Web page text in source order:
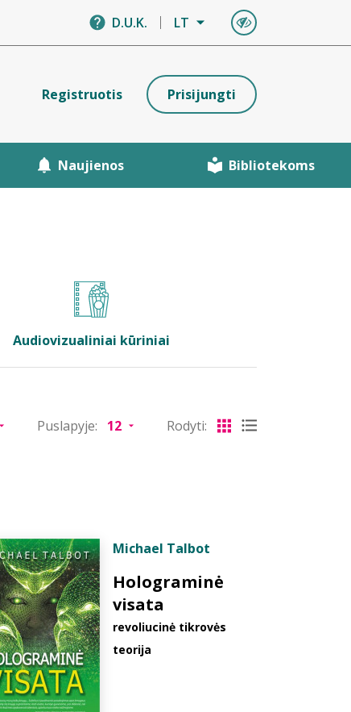
D.U.K. LT
Registruotis Prisijungti
Naujienos Bibliotekoms
Audiovizualiniai kūriniai
Puslapyje: Rodyti:
Michael Talbot
Holograminė
visata
revoliucinė tikrovės
teorija